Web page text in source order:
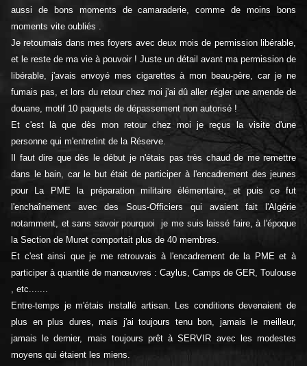
aussi de bons moments de camaraderie, comme de moins bons
moments vite oubliés .
Je retournais dans mes foyers avec deux mois de permission libérable,
et le reste de ma vie à pouvoir ! Juste un détail avant ma permission de
libérable, j'avais envoyé mes cigarettes à mon beau-père, car je ne
fumais pas, et lors du retour chez moi j'ai dû aller régler une amende de
douane, motif 10 paquets de dépassement non autorisé !
Et c'est là que dès mon retour chez moi je reçus la visite d'une
personne qui m'entretint de la Réserve.
Il faut dire que dès le début je n'étais pas très chaud de me remettre
dans le bain, car le but était de participer à l'encadrement des jeunes
pour La PME la préparation militaire élémentaire, et puis ce fut
l'enchaînement avec des Sous-Officiers qui avaient fait l'Algérie
notamment, et sans savoir pourquoi je me suis laissé faire, à l'époque
la Section de Muret comportait plus de 40 membres.
Et c'est ainsi que je me retrouvais à l'encadrement de la PME et à
participer à quantité de manœuvres : Caylus, Camps de GER, Toulouse
, etc.......
Entre-temps je m'étais installé artisan. Les conditions devenaient de
plus en plus dures, mais j'ai toujours tenu bon, jamais le meilleur,
jamais le dernier, mais toujours prêt à SERVIR avec les modestes
moyens qui étaient les miens.